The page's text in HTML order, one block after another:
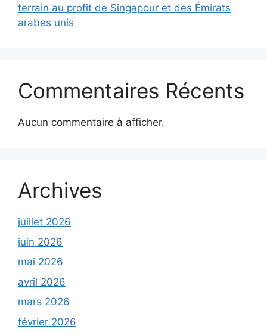
terrain au profit de Singapour et des Émirats
arabes unis
Commentaires Récents
Aucun commentaire à afficher.
Archives
juillet 2026
juin 2026
mai 2026
avril 2026
mars 2026
février 2026